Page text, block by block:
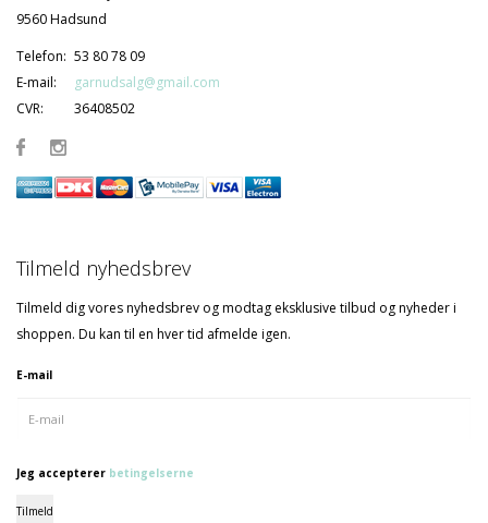
9560 Hadsund
Telefon: 53 80 78 09
E-mail:
garnudsalg@gmail.com
CVR:
36408502
Tilmeld nyhedsbrev
Tilmeld dig vores nyhedsbrev og modtag eksklusive tilbud og nyheder i
shoppen. Du kan til en hver tid afmelde igen.
E-mail
Jeg accepterer betingelserne
Tilmeld